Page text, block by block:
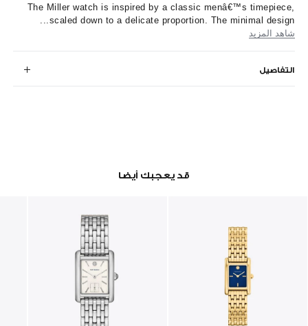
The Miller watch is inspired by a classic menâ€™s timepiece,
scaled down to a delicate proportion. The minimal design...
شاهد المزيد
التفاصيل
قد يعجبك أيضا